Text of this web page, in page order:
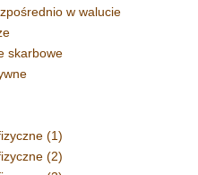
w walucie
skarbowe
(1)
(2)